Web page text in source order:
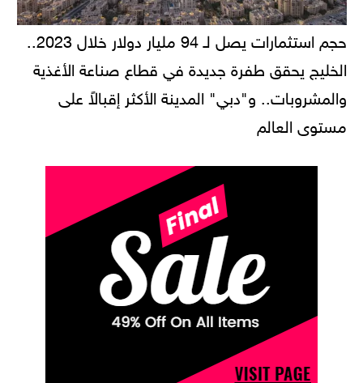
حجم استثمارات يصل لـ 94 مليار دولار خلال 2023..
الخليج يحقق طفرة جديدة في قطاع صناعة الأغذية
والمشروبات.. و"دبي" المدينة الأكثر إقبالاً على
مستوى العالم